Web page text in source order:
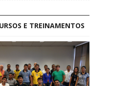
E TREINAMENTOS